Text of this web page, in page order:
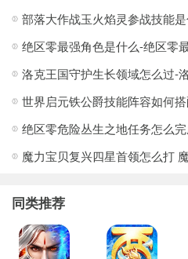
绝区零最强角色是什么-绝区零
同类推荐